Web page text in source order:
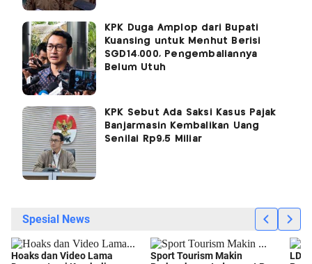
KPK Duga Amplop dari Bupati
Kuansing untuk Menhut Berisi
SGD14.000, Pengembaliannya
Belum Utuh
KPK Sebut Ada Saksi Kasus Pajak
Banjarmasin Kembalikan Uang
Senilai Rp9,5 Miliar